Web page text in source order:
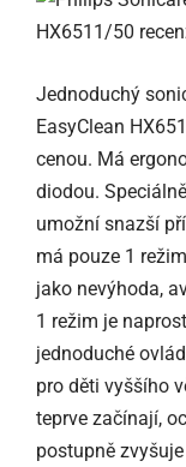
Jednoduchý
EasyClean
cenou. Má
diodou.
umožní snazší
má pouze 1
jako nevýhoda,
1 režim je
jednoduché
pro děti vyššího
teprve začínají,
postupně